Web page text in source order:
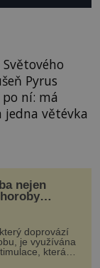
Pyrus
ní: má
jedna větévka
nejen
doprovází
je využívána
která
invazivní